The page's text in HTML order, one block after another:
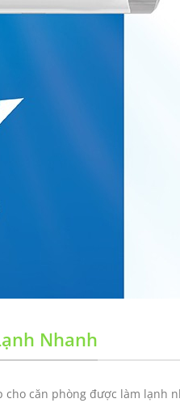
Nhanh
căn phòng được làm lạnh